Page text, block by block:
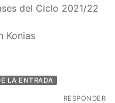
del Ciclo 2021/22
Konias
LA ENTRADA
RESPONDER